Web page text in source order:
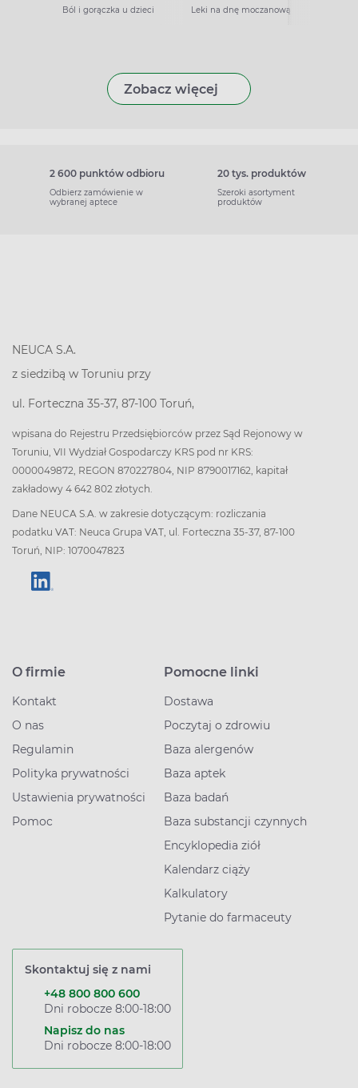
Ból i gorączka u dzieci
Leki na dnę moczanową
Zobacz więcej
2 600 punktów odbioru
Odbierz zamówienie w
wybranej aptece
20 tys. produktów
Szeroki asortyment
produktów
NEUCA S.A.
z siedzibą w Toruniu przy
ul. Forteczna 35-37, 87-100 Toruń,
wpisana do Rejestru Przedsiębiorców przez Sąd Rejonowy w
Toruniu, VII Wydział Gospodarczy KRS pod nr KRS:
0000049872, REGON 870227804, NIP 8790017162, kapitał
zakładowy 4 642 802 złotych.
Dane NEUCA S.A. w zakresie dotyczącym: rozliczania
podatku VAT: Neuca Grupa VAT, ul. Forteczna 35-37, 87-100
Toruń, NIP: 1070047823
O firmie
Kontakt
O nas
Regulamin
Polityka prywatności
Ustawienia prywatności
Pomoc
Pomocne linki
Dostawa
Poczytaj o zdrowiu
Baza alergenów
Baza aptek
Baza badań
Baza substancji czynnych
Encyklopedia ziół
Kalendarz ciąży
Kalkulatory
Pytanie do farmaceuty
Skontaktuj się z nami
+48 800 800 600
Dni robocze 8:00-18:00
Napisz do nas
Dni robocze 8:00-18:00